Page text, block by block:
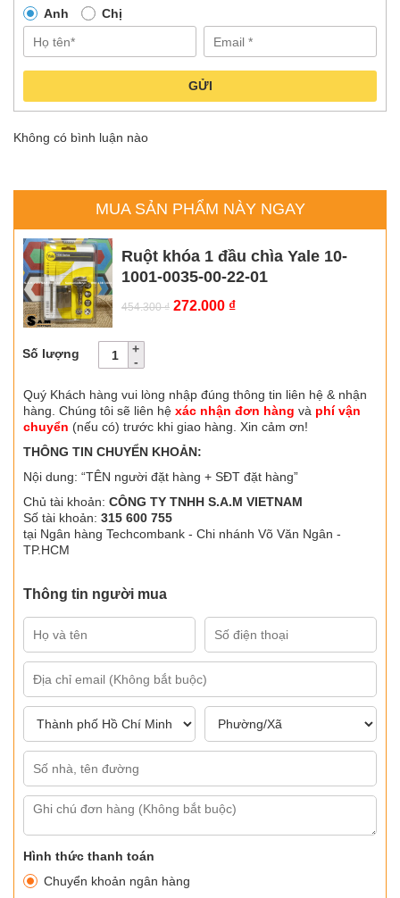
lượng hiện nay. Tại Samvnlock.vn, chúng tôi luôn cập nhật đầy
đủ các chủng loại sản phẩm, các chương trình ưu đãi hấp dẫn khi
mua hàng tại
Anh Chị
GỬI
Không có bình luận nào
MUA SẢN PHẨM NÀY NGAY
Ruột khóa 1 đầu chìa Yale 10-
1001-0035-00-22-01
454.300₫ Giá
272.000 ₫Giá
Số lượng
Quý Khách hàng vui lòng nhập đúng thông tin liên hệ & nhận
hàng. Chúng tôi sẽ liên hệ xác nhận đơn hàng và phí vận
chuyển (nếu có) trước khi giao hàng. Xin cảm ơn!
THÔNG TIN CHUYỂN KHOẢN:
Nội dung: “TÊN người đặt hàng + SĐT đặt hàng”
Chủ tài khoản: CÔNG TY TNHH S.A.M VIETNAM
Số tài khoản: 315 600 755
tại Ngân hàng Techcombank - Chi nhánh Võ Văn Ngân -
TP.HCM
Thông tin người mua
Hình thức thanh toán
Chuyển khoản ngân hàng